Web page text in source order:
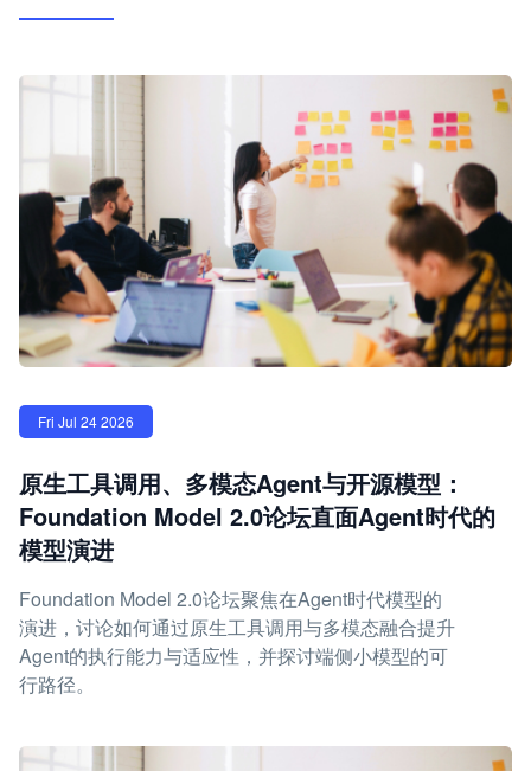
Fri Jul 24 2026
原生工具调用、多模态Agent与开源模型：
Foundation Model 2.0论坛直面Agent时代的
模型演进
Foundation Model 2.0论坛聚焦在Agent时代模型的
演进，讨论如何通过原生工具调用与多模态融合提升
Agent的执行能力与适应性，并探讨端侧小模型的可
行路径。